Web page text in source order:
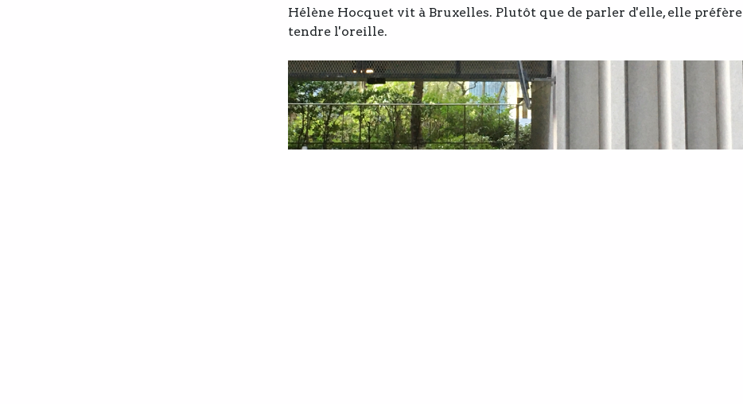
Hélène Hocquet vit à Bruxelles. Plutôt que de parler d'elle, elle préfère
tendre l'oreille.